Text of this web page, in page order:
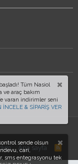
Ana sayfa
Tüm Nasiol
ve araç bakım
varan indirimler seni
İNCELE & SİPARİŞ VER
sende olsun
cari,
sms entegrasyonu tek